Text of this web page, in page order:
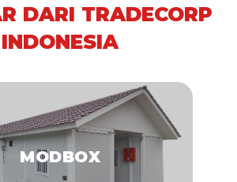
DARI TRADECORP
INDONESIA
MODBOX